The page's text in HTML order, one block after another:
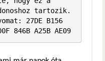
tartozik.
27DE B156
846B A25B AE09